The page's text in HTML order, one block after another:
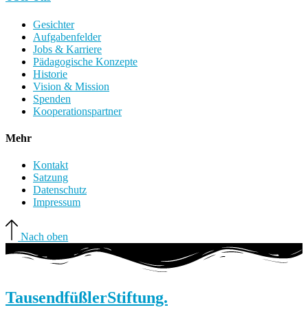
Gesichter
Aufgabenfelder
Jobs & Karriere
Pädagogische Konzepte
Historie
Vision & Mission
Spenden
Kooperationspartner
Mehr
Kontakt
Satzung
Datenschutz
Impressum
Nach oben
TausendfüßlerStiftung.